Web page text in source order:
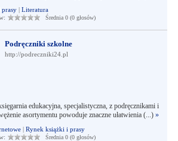
| Literatura
Średnia 0 (0 głosów)
Podręczniki szkolne
http://podreczniki24.pl
edukacyjna, specjalistyczna, z podręcznikami i
asortymentu powoduje znaczne ułatwienia (...) »
| Rynek książki i prasy
Średnia 0 (0 głosów)